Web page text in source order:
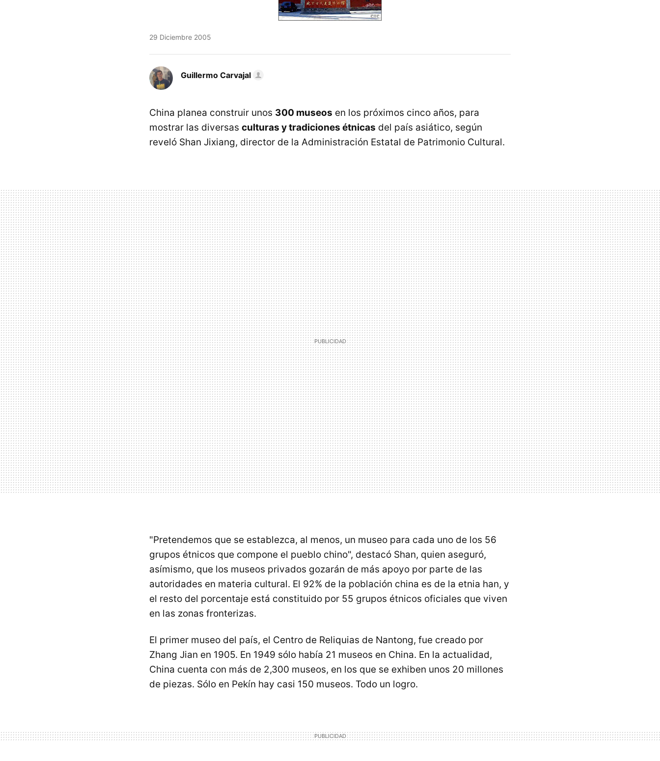
29 Diciembre 2005
Guillermo Carvajal
China planea construir unos 300 museos en los próximos cinco años, para
mostrar las diversas culturas y tradiciones étnicas del país asiático, según
reveló Shan Jixiang, director de la Administración Estatal de Patrimonio Cultural.
"Pretendemos que se establezca, al menos, un museo para cada uno de los 56
grupos étnicos que compone el pueblo chino", destacó Shan, quien aseguró,
asímismo, que los museos privados gozarán de más apoyo por parte de las
autoridades en materia cultural. El 92% de la población china es de la etnia han, y
el resto del porcentaje está constituido por 55 grupos étnicos oficiales que viven
en las zonas fronterizas.
El primer museo del país, el Centro de Reliquias de Nantong, fue creado por
Zhang Jian en 1905. En 1949 sólo había 21 museos en China. En la actualidad,
China cuenta con más de 2,300 museos, en los que se exhiben unos 20 millones
de piezas. Sólo en Pekín hay casi 150 museos. Todo un logro.